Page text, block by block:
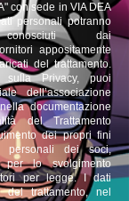
con sede in VIA DEA
personali potranno
dai
appositamente
del trattamento.
sulla Privacy, puoi
dell’associazione
documentazione
del Trattamento
dei propri fini
personali dei soci,
per lo svolgimento
per legge. I dati
del trattamento, nel